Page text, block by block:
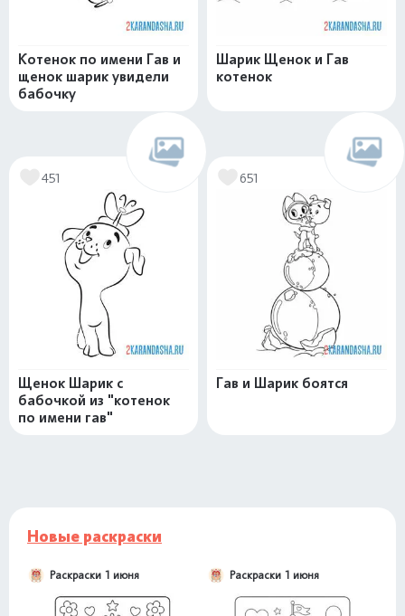
Котенок по имени Гав и
щенок шарик увидели
бабочку
Шарик Щенок и Гав
котенок
451
Щенок Шарик с
бабочкой из "котенок
по имени гав"
651
Гав и Шарик боятся
Новые раскраски
Раскраски 1 июня Раскраски 1 июня